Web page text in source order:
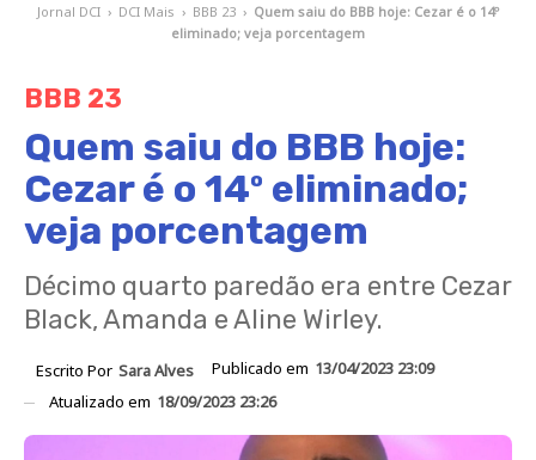
Jornal DCI › DCI Mais › BBB 23 › Quem saiu do BBB hoje: Cezar é o 14º
eliminado; veja porcentagem
BBB 23
Quem saiu do BBB hoje:
Cezar é o 14º eliminado;
veja porcentagem
Décimo quarto paredão era entre Cezar
Black, Amanda e Aline Wirley.
Escrito Por Sara Alves Publicado em 13/04/2023 23:09
Atualizado em 18/09/2023 23:26